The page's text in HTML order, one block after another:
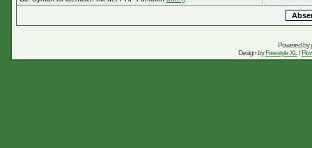
Powered by
Design byFreestyle XL /